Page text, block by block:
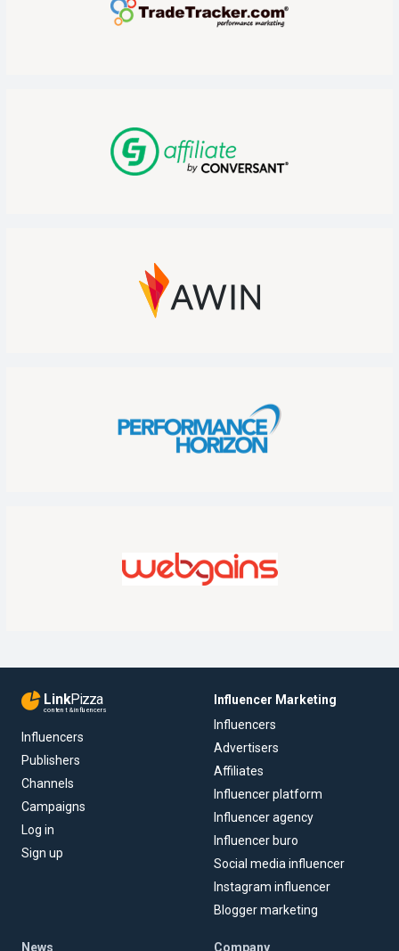
LinkPizza
content & influencers
Influencers
Publishers
Channels
Campaigns
Log in
Sign up
Influencer Marketing
Influencers
Advertisers
Affiliates
Influencer platform
Influencer agency
Influencer buro
Social media influencer
Instagram influencer
Blogger marketing
News Company